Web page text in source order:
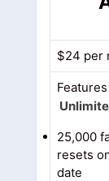
$24 per
Features
25,000
resets
date